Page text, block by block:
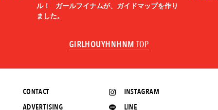
ル！ ガールフイナムが、ガイドマップを作り
ました。
GIRLHOUYHNHNM TOP
INSTAGRAM
LINE
CONTACT
ADVERTISING